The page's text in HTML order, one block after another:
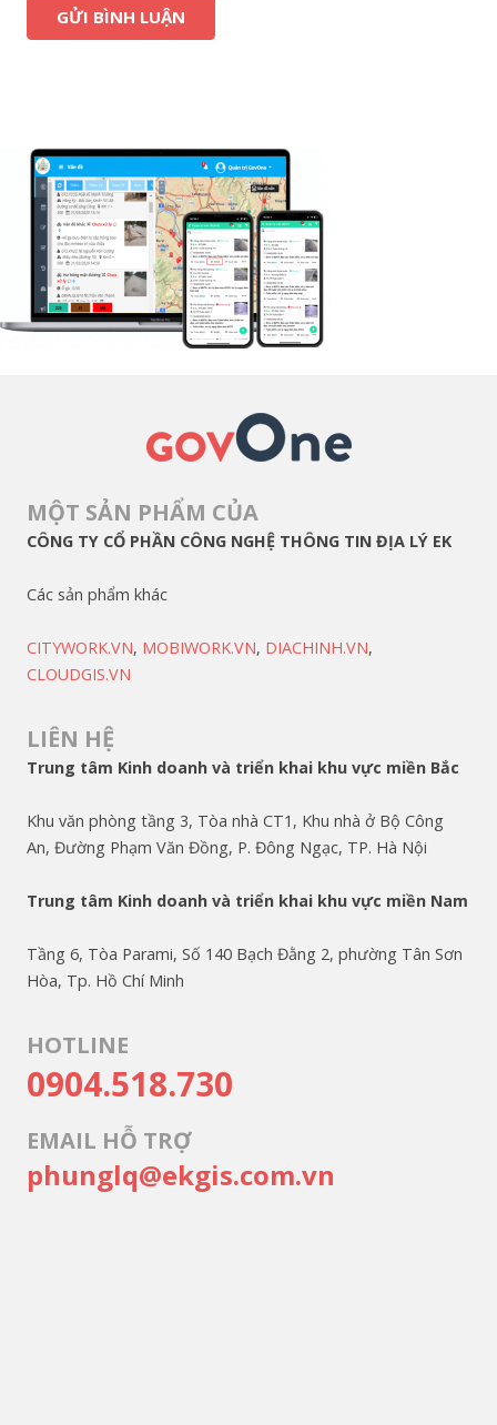
MỘT SẢN PHẨM CỦA
CÔNG TY CỔ PHẦN CÔNG NGHỆ THÔNG TIN ĐỊA LÝ EK
Các sản phẩm khác
CITYWORK.VN, MOBIWORK.VN, DIACHINH.VN,
CLOUDGIS.VN
LIÊN HỆ
Trung tâm Kinh doanh và triển khai khu vực miền Bắc
Khu văn phòng tầng 3, Tòa nhà CT1, Khu nhà ở Bộ Công
An, Đường Phạm Văn Đồng, P. Đông Ngạc, TP. Hà Nội
Trung tâm Kinh doanh và triển khai khu vực miền Nam
Tầng 6, Tòa Parami, Số 140 Bạch Đằng 2, phường Tân Sơn
Hòa, Tp. Hồ Chí Minh
HOTLINE
0904.518.730
EMAIL HỖ TRỢ
phunglq@ekgis.com.vn